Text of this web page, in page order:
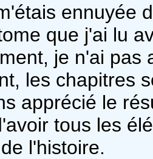
ennuyée
que j'ai lu
je n'ai pas
les chapitres
apprécié le
tous les
l'histoire.